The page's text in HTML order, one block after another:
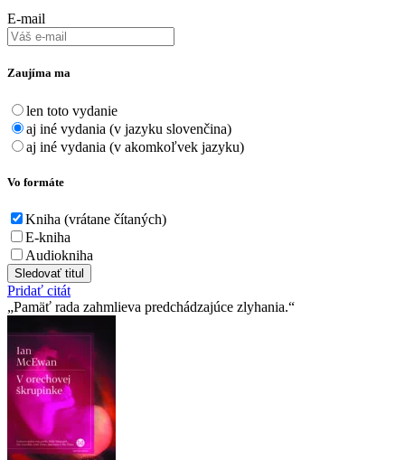
E-mail
Zaujíma ma
len toto vydanie
aj iné vydania (v jazyku slovenčina)
aj iné vydania (v akomkoľvek jazyku)
Vo formáte
Kniha (vrátane čítaných)
E-kniha
Audiokniha
Sledovať titul
Pridať citát
Pamäť rada zahmlieva predchádzajúce zlyhania.